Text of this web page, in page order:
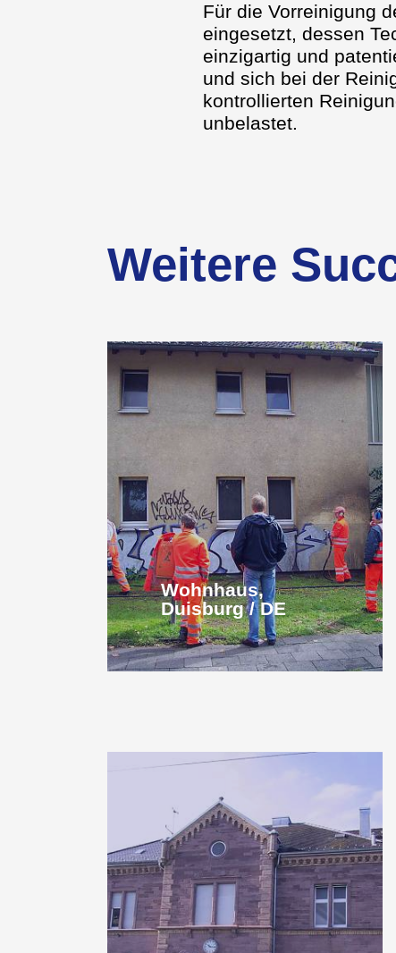
Für die Vorreinigung
eingesetzt, dessen
einzigartig und
und sich bei der
kontrollierten
unbelastet.
Weitere
Wohnhaus,
Duisburg / DE